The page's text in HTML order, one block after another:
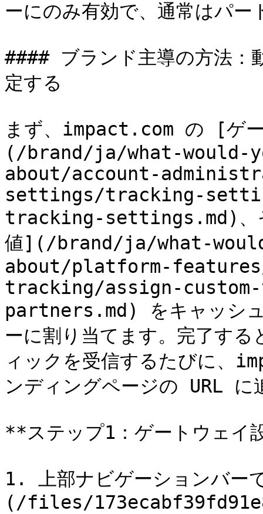
ーにのみ有効で、通常はパー
#### ブランド主導の方法：
定する
まず、impact.com の [ゲ
(/brand/ja/what-
about/account-
settings/tracking-
tracking-settings.md)、そ
値](/brand/ja/what-
about/platform-
tracking/assign-
partners.md) をキャッシュ
ーに割り当てます。完了す
ィックを受信するたびに、
ンディングページの URL に
**ステップ1：ゲートウェイ
1. 上部ナビゲーションバ
(/files/